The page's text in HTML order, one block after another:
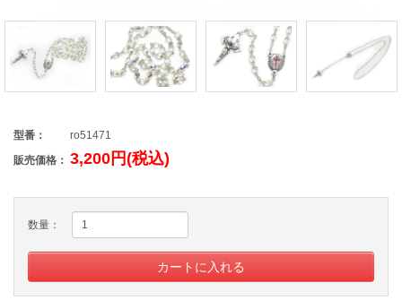
型番：
ro51471
販売価格： 3,200円(税込)
数量：